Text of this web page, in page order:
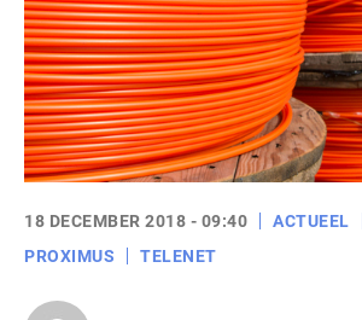
18 DECEMBER 2018 - 09:40 ACTUEEL
PROXIMUS
TELENET